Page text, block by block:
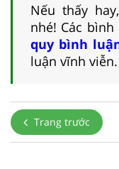
Nếu thấy
nhé! Các
quy bình
luận vĩnh viễn.
Trang trước